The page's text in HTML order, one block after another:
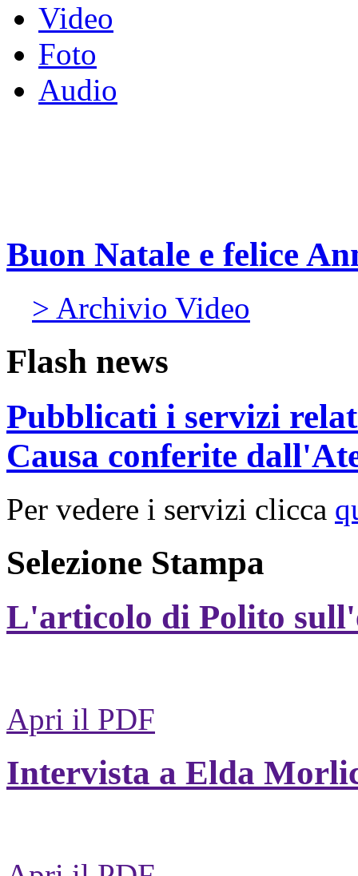
Video
Foto
Audio
Buon Natale e felice
> Archivio Video
Flash news
Pubblicati i servizi
Causa conferite
Per vedere i servizi clicca
Selezione Stampa
L'articolo di Polito
Apri il PDF
Intervista a Elda